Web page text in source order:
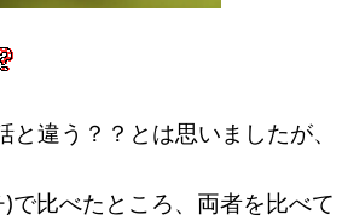
と違う？？とは思いましたが、
で比べたところ、両者を比べて